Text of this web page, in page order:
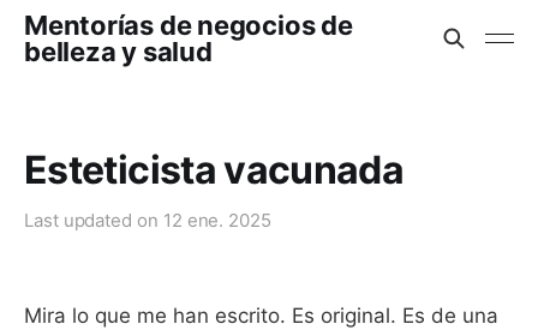
Mentorías de negocios de
belleza y salud
Esteticista vacunada
Last updated on 12 ene. 2025
Mira lo que me han escrito. Es original. Es de una